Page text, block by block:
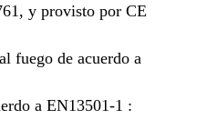
y provisto por CE
fuego de acuerdo a
a EN13501-1 :